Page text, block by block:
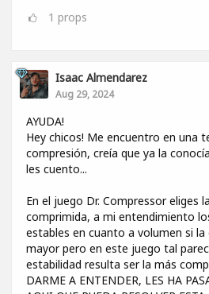
1 props
Isaac Almendarez
Aug 29, 2024
AYUDA!
Hey chicos! Me encuentro en una
compresión, creía que ya la
les cuento...
En el juego Dr. Compressor eliges
comprimida, a mi entendimiento
estables en cuanto a volumen si
mayor pero en este juego tal
estabilidad resulta ser la más
DARME A ENTENDER, LES HA